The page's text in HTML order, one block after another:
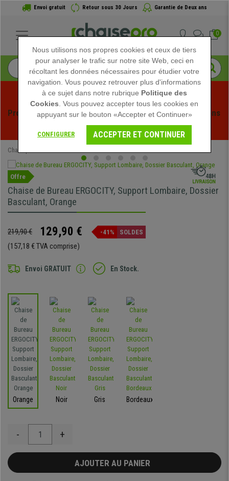
Envoi gratuit Retour sous 30 Jours Garantie de Deux ans
0
Profitez des soldes d'été chez Chaisepro ! Des réductions
exclusives pour une durée limitée - Voir l'offre
Chaisepro
Offre
Chaise de Bureau ERGOCITY, Support Lombaire, Dossier
Basculant, Orange
219,90 € 129,90 € -41% SOLDES
(157,18 € TVA comprise)
Envoi GRATUIT En Stock.
Orange Noir Gris Bordeaux
- +
AJOUTER AU PANIER
Nous utilisons nos propres cookies et ceux de tiers
pour analyser le trafic sur notre site Web, ceci en
récoltant les données nécessaires pour étudier votre
navigation. Vous pouvez retrouver plus d'informations
à ce sujet dans notre rubrique Politique des
Cookies . Vous pouvez accepter tous les cookies en
appuyant sur le bouton «Accepter et Continuer»
CONFIGURER ACCEPTER ET CONTINUER